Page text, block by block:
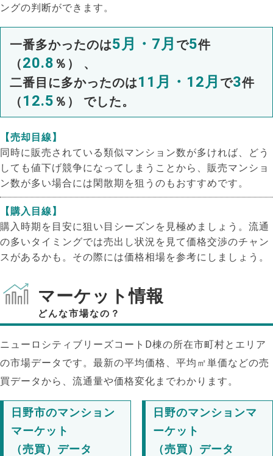
ングの判断ができます。
一番多かったのは5月・7月 で5件
（20.8 ％） 、
二番目に多かったのは11月・12月 で3件
（ 12.5 ％） でした。
【売却目線】
同時に販売されている類似マンション数が多ければ、どう
しても値下げ競争になってしまうことから、販売マンショ
ン数が多い場合には閑散期を狙うのもおすすめです。
【購入目線】
購入時期を目安に狙い目シーズンを見極めましょう。流通
の多いタイミングでは売出し状況を見て価格交渉のチャン
スがあるかも。その際には価格相場を参考にしましょう。
マーケット情報
どんな市場なの？
ニューロシティブリーズコートD棟の所在市町村とエリア
の市場データです。最新の平均価格、平均㎡単価などの売
買データから、流通量や価格変化までわかります。
日野市のマンション
マーケット
（売買）データ
日野のマンションマ
ーケット
（売買）データ